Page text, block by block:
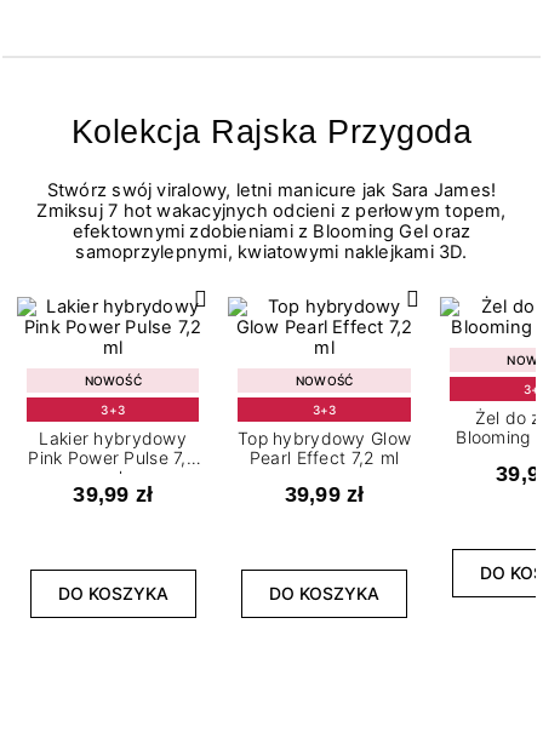
Kolekcja Rajska Przygoda
Stwórz swój viralowy, letni manicure jak Sara James!
Zmiksuj 7 hot wakacyjnych odcieni z perłowym topem,
efektownymi zdobieniami z Blooming Gel oraz
samoprzylepnymi, kwiatowymi naklejkami 3D.
NOWOŚĆ
3+3
Lakier hybrydowy
Pink Power Pulse 7,2
ml
39,99 zł
DO KOSZYKA
NOWOŚĆ
3+3
Top hybrydowy Glow
Pearl Effect 7,2 ml
39,99 zł
DO KOSZYKA
Żel do
Blooming
DO